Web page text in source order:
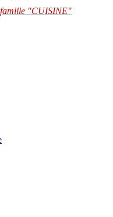
famille "CUISINE"